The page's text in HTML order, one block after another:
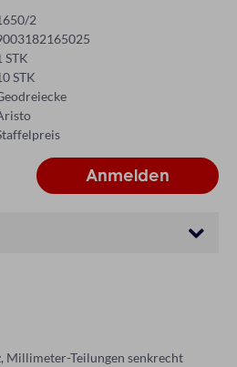
2
STK
STK
Millimeter-Teilungen senkrecht